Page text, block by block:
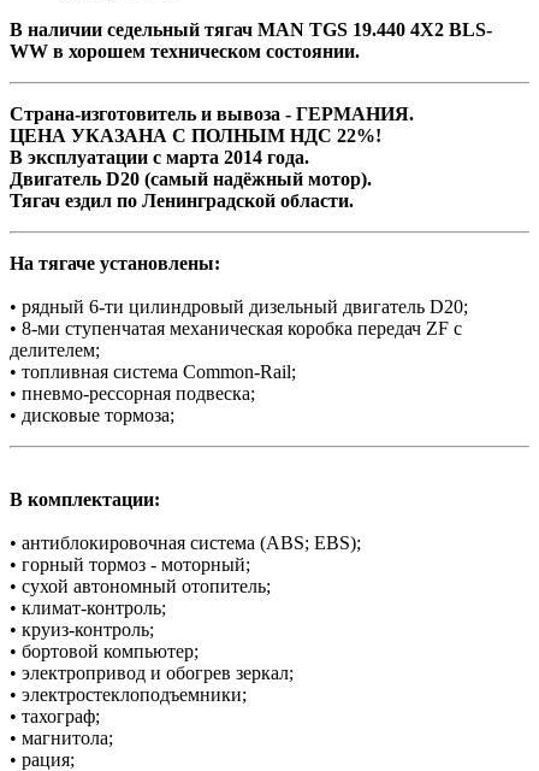
В наличии седельный тягач MAN TGS 19.440 4X2 BLS-
WW в хорошем техническом состоянии.
Страна-изготовитель и вывоза - ГЕРМАНИЯ.
ЦЕНА УКАЗАНА С ПОЛНЫМ НДС 22%!
В эксплуатации с марта 2014 года.
Двигатель D20 (самый надёжный мотор).
Тягач ездил по Ленинградской области.
На тягаче установлены:
• рядный 6-ти цилиндровый дизельный двигатель D20;
• 8-ми ступенчатая механическая коробка передач ZF с
делителем;
• топливная система Common-Rail;
• пневмо-рессорная подвеска;
• дисковые тормоза;
В комплектации:
• антиблокировочная система (ABS; EBS);
• горный тормоз - моторный;
• сухой автономный отопитель;
• климат-контроль;
• круиз-контроль;
• бортовой компьютер;
• электропривод и обогрев зеркал;
• электростеклоподъемники;
• тахограф;
• магнитола;
• рация;